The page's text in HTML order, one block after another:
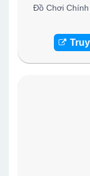
Đồ Chơi Chính